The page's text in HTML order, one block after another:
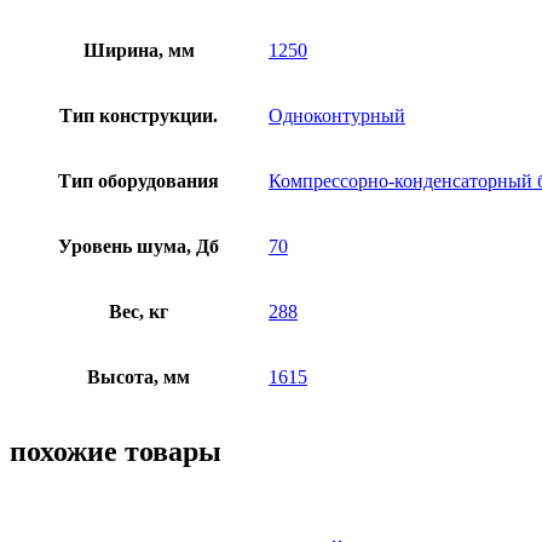
Ширина, мм 1250
Тип конструкции. Одноконтурный
Тип оборудования Компрессорно-конденсаторный
Уровень шума, Дб 70
Вес, кг 288
Высота, мм 1615
похожие товары